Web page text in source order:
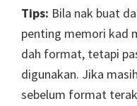
Tips: Bila nak buat
penting memori kad
dah format, tetapi
digunakan. Jika
sebelum format